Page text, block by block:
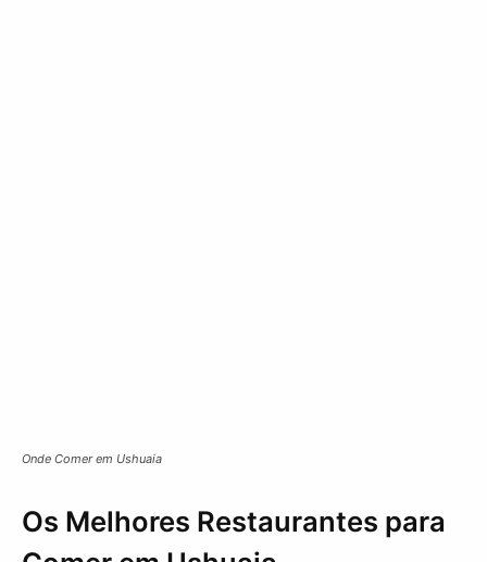
Onde Comer em Ushuaia
Os Melhores Restaurantes para